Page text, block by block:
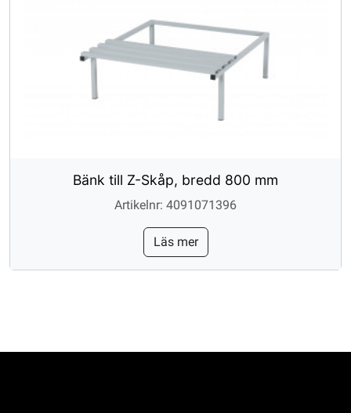
Bänk till Z-Skåp, bredd 800 mm
Artikelnr: 4091071396
Läs mer